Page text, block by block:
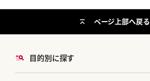
目的別に探す
ページ上部へ戻る